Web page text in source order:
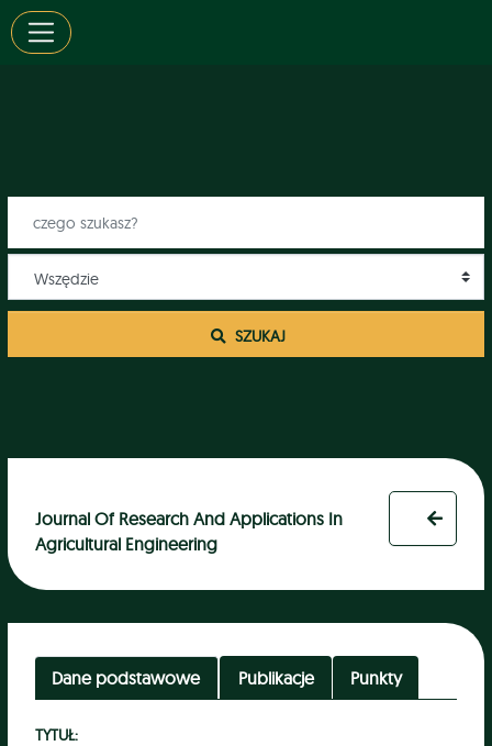
SZUKAJ
Journal Of Research And Applications In
Agricultural Engineering
Dane podstawowe Publikacje Punkty
TYTUŁ: